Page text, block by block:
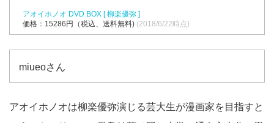
アオイホノオ DVD BOX [ 柳楽優弥 ]
価格：15286円（税込、送料無料) (2018/6/22時点)
miueoさん
アオイホノオは柳楽優弥演じる芸大生が漫画家を目指すと